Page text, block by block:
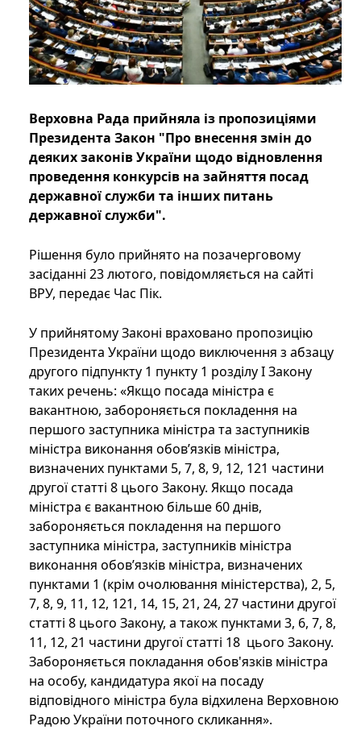
Верховна Рада прийняла із пропозиціями
Президента Закон "Про внесення змін до
деяких законів України щодо відновлення
проведення конкурсів на зайняття посад
державної служби та інших питань
державної служби".
Рішення було прийнято на позачерговому
засіданні 23 лютого, повідомляється на сайті
ВРУ, передає Час Пік.
У прийнятому Законі враховано пропозицію
Президента України щодо виключення з абзацу
другого підпункту 1 пункту 1 розділу I Закону
таких речень: «Якщо посада міністра є
вакантною, забороняється покладення на
першого заступника міністра та заступників
міністра виконання обов’язків міністра,
визначених пунктами 5, 7, 8, 9, 12, 121 частини
другої статті 8 цього Закону. Якщо посада
міністра є вакантною більше 60 днів,
забороняється покладення на першого
заступника міністра, заступників міністра
виконання обов’язків міністра, визначених
пунктами 1 (крім очолювання міністерства), 2, 5,
7, 8, 9, 11, 12, 121, 14, 15, 21, 24, 27 частини другої
статті 8 цього Закону, а також пунктами 3, 6, 7, 8,
11, 12, 21 частини другої статті 18 цього Закону.
Забороняється покладання обов'язків міністра
на особу, кандидатура якої на посаду
відповідного міністра була відхилена Верховною
Радою України поточного скликання».